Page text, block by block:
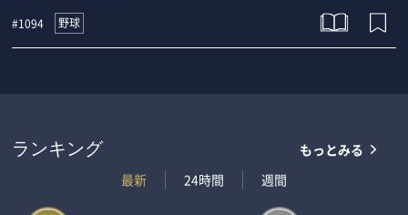
#1094 野球
ランキング
最新
24時間 週間
もっとみる